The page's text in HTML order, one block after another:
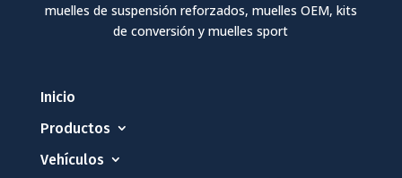
muelles de suspensión reforzados, muelles OEM, kits
de conversión y muelles sport
Inicio
Productos
Vehículos